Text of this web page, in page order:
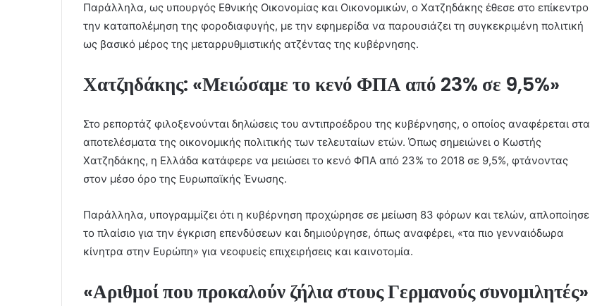
Παράλληλα, ως υπουργός Εθνικής Οικονομίας και Οικονομικών, ο Χατζηδάκης έθεσε στο επίκεντρο
την καταπολέμηση της φοροδιαφυγής, με την εφημερίδα να παρουσιάζει τη συγκεκριμένη πολιτική
ως βασικό μέρος της μεταρρυθμιστικής ατζέντας της κυβέρνησης.
Χατζηδάκης: «Μειώσαμε το κενό ΦΠΑ από 23% σε 9,5%»
Στο ρεπορτάζ φιλοξενούνται δηλώσεις του αντιπροέδρου της κυβέρνησης, ο οποίος αναφέρεται στα
αποτελέσματα της οικονομικής πολιτικής των τελευταίων ετών. Όπως σημειώνει ο Κωστής
Χατζηδάκης, η Ελλάδα κατάφερε να μειώσει το κενό ΦΠΑ από 23% το 2018 σε 9,5%, φτάνοντας
στον μέσο όρο της Ευρωπαϊκής Ένωσης.
Παράλληλα, υπογραμμίζει ότι η κυβέρνηση προχώρησε σε μείωση 83 φόρων και τελών, απλοποίησε
το πλαίσιο για την έγκριση επενδύσεων και δημιούργησε, όπως αναφέρει, «τα πιο γενναιόδωρα
κίνητρα στην Ευρώπη» για νεοφυείς επιχειρήσεις και καινοτομία.
«Αριθμοί που προκαλούν ζήλια στους Γερμανούς συνομιλητές»